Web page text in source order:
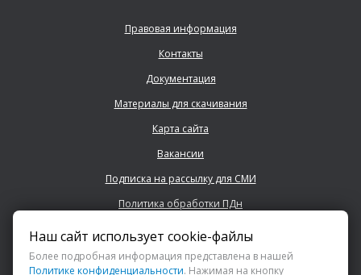
Правовая информация
Контакты
Документация
Материалы для скачивания
Карта сайта
Вакансии
Подписка на рассылку для СМИ
Политика обработки ПДн
+7 (843) 222 0700
Наш сайт использует cookie-файлы
Более подробная информация представлена в нашей
Политике конфиденциальности. Нажимая на кнопку